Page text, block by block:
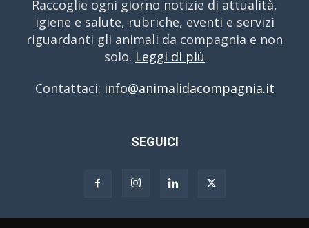
Raccoglie ogni giorno notizie di attualità,
igiene e salute, rubriche, eventi e servizi
riguardanti gli animali da compagnia e non
solo. Leggi di più
Contattaci: info@animalidacompagnia.it
SEGUICI